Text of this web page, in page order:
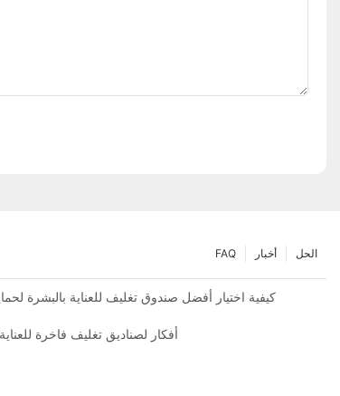
الحل أخبار FAQ
كيفية اختيار أفضل صندوق تغليف للعناية بالبشرة
أفكار لصناديق تغليف فاخرة